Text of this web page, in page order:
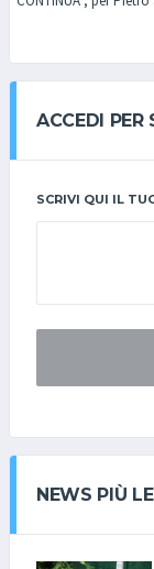
ACCEDI PER
SCRIVI QUI IL
NEWS PIÙ